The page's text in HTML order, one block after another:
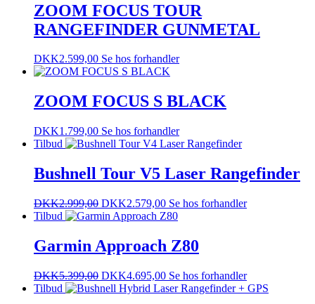
ZOOM FOCUS TOUR
RANGEFINDER GUNMETAL
DKK2.599,00 Se hos forhandler
ZOOM FOCUS S BLACK
DKK1.799,00 Se hos forhandler
Tilbud
Bushnell Tour V5 Laser Rangefinder
DKK2.999,00 DKK2.579,00 Se hos forhandler
Tilbud
Garmin Approach Z80
DKK5.399,00 DKK4.695,00 Se hos forhandler
Tilbud